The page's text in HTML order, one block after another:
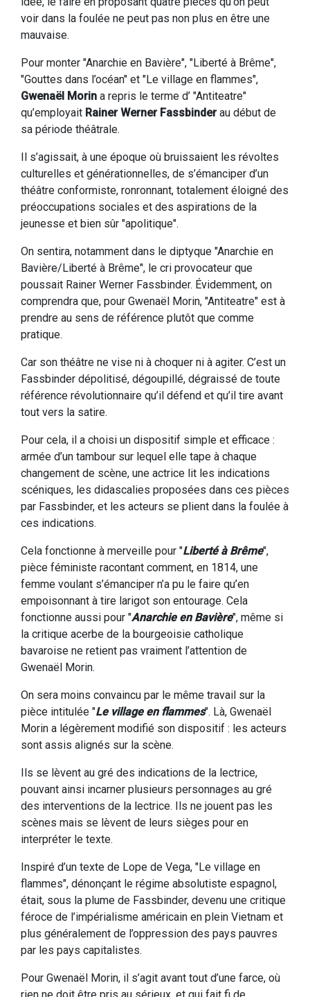
voir dans la foulée ne peut pas non plus en être une
mauvaise.
Pour monter "Anarchie en Bavière", "Liberté à Brême",
"Gouttes dans l’océan" et "Le village en flammes",
Gwenaël Morin a repris le terme d’ "Antiteatre"
qu’employait Rainer Werner Fassbinderau début de
sa période théâtrale.
Il s’agissait, à une époque où bruissaient les révoltes
culturelles et générationnelles, de s’émanciper d’un
théâtre conformiste, ronronnant, totalement éloigné des
préoccupations sociales et des aspirations de la
jeunesse et bien sûr "apolitique".
On sentira, notamment dans le diptyque "Anarchie en
Bavière/Liberté à Brême", le cri provocateur que
poussait Rainer Werner Fassbinder. Évidemment, on
comprendra que, pour Gwenaël Morin, "Antiteatre" est à
prendre au sens de référence plutôt que comme
pratique.
Car son théâtre ne vise ni à choquer ni à agiter. C’est un
Fassbinder dépolitisé, dégoupillé, dégraissé de toute
référence révolutionnaire qu’il défend et qu’il tire avant
tout vers la satire.
Pour cela, il a choisi un dispositif simple et efficace :
armée d’un tambour sur lequel elle tape à chaque
changement de scène, une actrice lit les indications
scéniques, les didascalies proposées dans ces pièces
par Fassbinder, et les acteurs se plient dans la foulée à
ces indications.
Cela fonctionne à merveille pour "Liberté à Brême",
pièce féministe racontant comment, en 1814, une
femme voulant s’émanciper n’a pu le faire qu’en
empoisonnant à tire larigot son entourage. Cela
fonctionne aussi pour "Anarchie en Bavière", même si
la critique acerbe de la bourgeoisie catholique
bavaroise ne retient pas vraiment l’attention de
Gwenaël Morin.
On sera moins convaincu par le même travail sur la
pièce intitulée "Le village en flammes". Là, Gwenaël
Morin a légèrement modifié son dispositif : les acteurs
sont assis alignés sur la scène.
Ils se lèvent au gré des indications de la lectrice,
pouvant ainsi incarner plusieurs personnages au gré
des interventions de la lectrice. Ils ne jouent pas les
scènes mais se lèvent de leurs sièges pour en
interpréter le texte.
Inspiré d’un texte de Lope de Vega, "Le village en
flammes", dénonçant le régime absolutiste espagnol,
était, sous la plume de Fassbinder, devenu une critique
féroce de l’impérialisme américain en plein Vietnam et
plus généralement de l’oppression des pays pauvres
par les pays capitalistes.
Pour Gwenaël Morin, il s’agit avant tout d’une farce, où